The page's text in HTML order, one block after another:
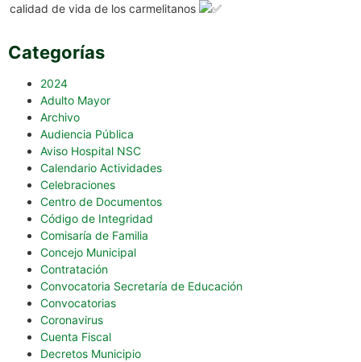
calidad de vida de los carmelitanos
Categorías
2024
Adulto Mayor
Archivo
Audiencia Pública
Aviso Hospital NSC
Calendario Actividades
Celebraciones
Centro de Documentos
Código de Integridad
Comisaría de Familia
Concejo Municipal
Contratación
Convocatoria Secretaría de Educación
Convocatorias
Coronavirus
Cuenta Fiscal
Decretos Municipio